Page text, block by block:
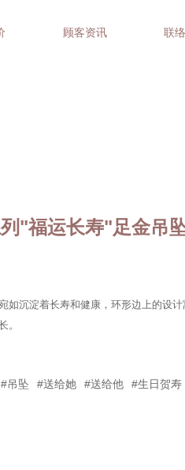
顾客资讯 联
"福运长寿"足金吊
如沉淀着长寿和健康，环形边上的设
。
#吊坠 #送给她 #送给他 #生日贺寿